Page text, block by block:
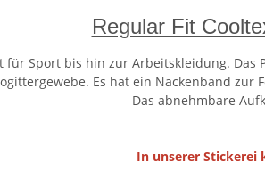
Regular Fit
für Sport bis hin zur Arbeitskleidung.
Es hat ein Nackenband
Das abnehmbare
In unserer Stickerei